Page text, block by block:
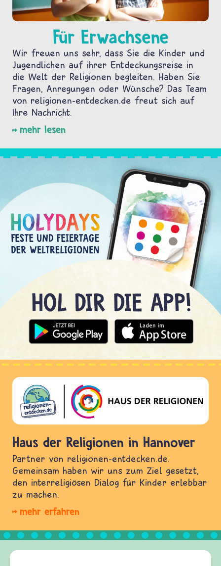
Für Erwachsene
Wir freuen uns sehr, dass Sie die Kinder und
Jugendlichen auf ihrer Entdeckungsreise in
die Welt der Religionen begleiten. Haben Sie
Fragen, Anregungen oder Wünsche? Das Team
von religionen-entdecken.de freut sich auf
Ihre Nachricht.
mehr lesen
Haus der Religionen in Hannover
Partner von religionen-entdecken.de.
Gemeinsam haben wir uns zum Ziel gesetzt,
den interreligiösen Dialog für Kinder erlebbar
zu machen.
mehr erfahren